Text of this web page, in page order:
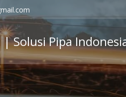
Solusi Pipa